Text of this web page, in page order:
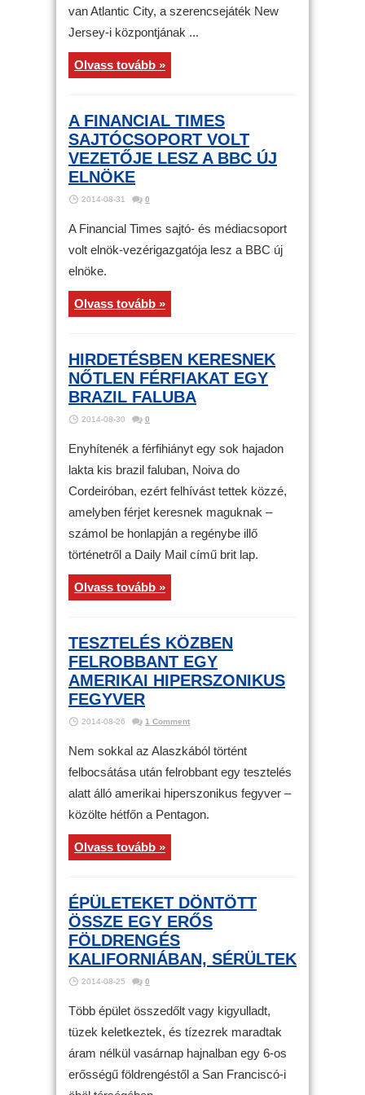
van Atlantic City, a szerencsejáték New
Jersey-i központjának ...
Olvass tovább »
A FINANCIAL TIMES
SAJTÓCSOPORT VOLT
VEZETŐJE LESZ A BBC ÚJ
ELNÖKE
2014-08-31 0
A Financial Times sajtó- és médiacsoport
volt elnök-vezérigazgatója lesz a BBC új
elnöke.
Olvass tovább »
HIRDETÉSBEN KERESNEK
NŐTLEN FÉRFIAKAT EGY
BRAZIL FALUBA
2014-08-30 0
Enyhítenék a férfihiányt egy sok hajadon
lakta kis brazil faluban, Noiva do
Cordeiróban, ezért felhívást tettek közzé,
amelyben férjet keresnek maguknak –
számol be honlapján a regénybe illő
történetről a Daily Mail című brit lap.
Olvass tovább »
TESZTELÉS KÖZBEN
FELROBBANT EGY
AMERIKAI HIPERSZONIKUS
FEGYVER
2014-08-26 1 Comment
Nem sokkal az Alaszkából történt
felbocsátása után felrobbant egy tesztelés
alatt álló amerikai hiperszonikus fegyver –
közölte hétfőn a Pentagon.
Olvass tovább »
ÉPÜLETEKET DÖNTÖTT
ÖSSZE EGY ERŐS
FÖLDRENGÉS
KALIFORNIÁBAN, SÉRÜLTEK
2014-08-25 0
Több épület összedőlt vagy kigyulladt,
tüzek keletkeztek, és tízezrek maradtak
áram nélkül vasárnap hajnalban egy 6-os
erősségű földrengéstől a San Franciscó-i